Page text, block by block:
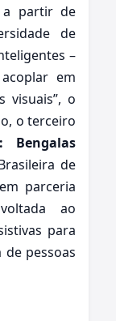
a partir de
de
–
em
visuais”, o
o terceiro
Bengalas
de
parceria
ao
para
pessoas